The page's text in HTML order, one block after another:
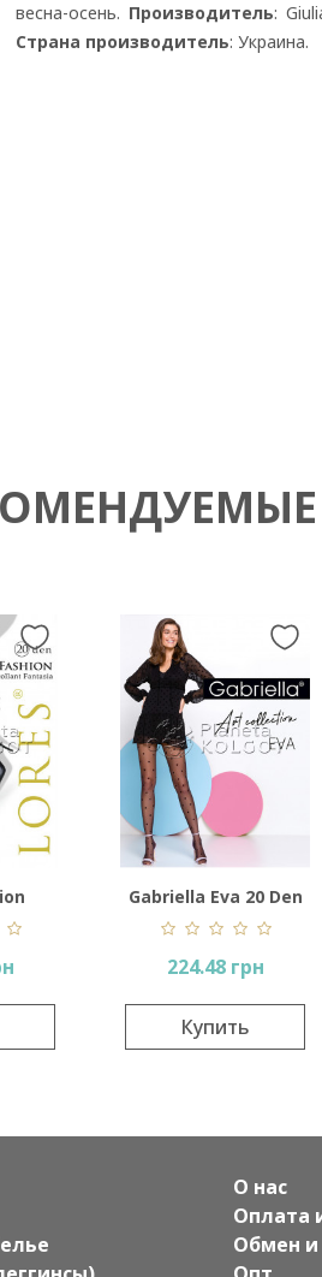
весна-осень. Производитель:
Страна производитель: Украина.
Gabriella Eva 20 Den
224.48 грн
Купить
О нас
Оплата
Обмен и